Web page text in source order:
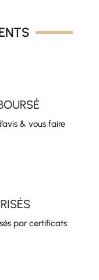
& vous faire
par certificats